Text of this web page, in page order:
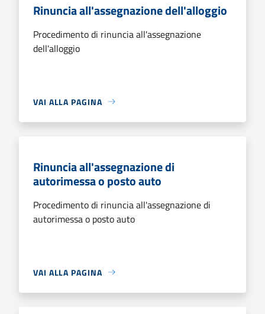
Rinuncia all'assegnazione dell'alloggio
Procedimento di rinuncia all'assegnazione
dell'alloggio
VAI ALLA PAGINA
Rinuncia all'assegnazione di
autorimessa o posto auto
Procedimento di rinuncia all'assegnazione di
autorimessa o posto auto
VAI ALLA PAGINA